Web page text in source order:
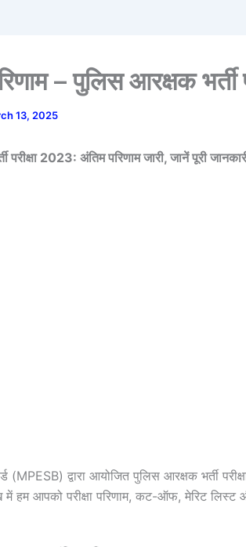
– पुलिस आरक्षक
13, 2025
परीक्षा 2023: अंतिम परिणाम जारी, जानें पूरी
(MPESB) द्वारा आयोजित पुलिस आरक्षक भर्ती
हम आपको परीक्षा परिणाम, कट-ऑफ, मेरिट लिस्ट